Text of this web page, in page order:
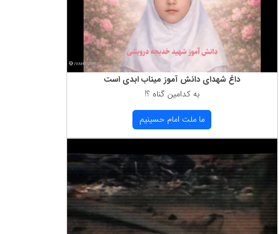
داغ شهدای دانش آموز میناب ابدی است
به كدامین گناه ؟!
ما ملت امام حسینیم